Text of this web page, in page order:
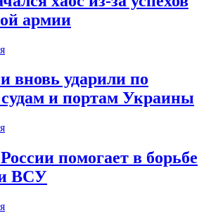
армии
вновь ударили по
и портам Украины
помогает в борьбе
ВСУ